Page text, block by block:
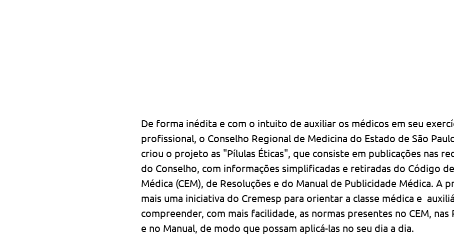
De forma inédita e com o intuito de auxiliar os médicos em seu
profissional, o Conselho Regional de Medicina do Estado de São
criou o projeto as "Pílulas Éticas", que consiste em publicações nas
do Conselho, com informações simplificadas e retiradas do Código
Médica (CEM), de Resoluções e do Manual de Publicidade Médica. A
mais uma iniciativa do Cremesp para orientar a classe médica e
compreender, com mais facilidade, as normas presentes no CEM, nas
e no Manual, de modo que possam aplicá-las no seu dia a dia.